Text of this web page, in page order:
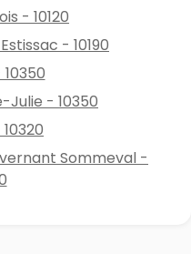
- 10120
- 10190
Julie - 10350
Sommeval -